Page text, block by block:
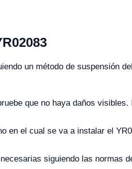
un método de suspensión
que no haya daños
en el cual se va a instalar el
siguiendo las normas